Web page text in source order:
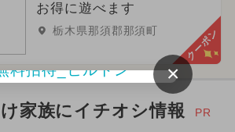
お得に遊べます
栃木県那須郡那須町 クーポン
家族にイチオシ情報 PR
×